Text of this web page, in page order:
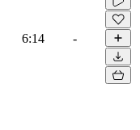
6:14 -